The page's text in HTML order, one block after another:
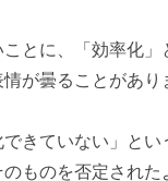
とに、「効率化
が曇ることがあり
きていない」と
ものを否定された